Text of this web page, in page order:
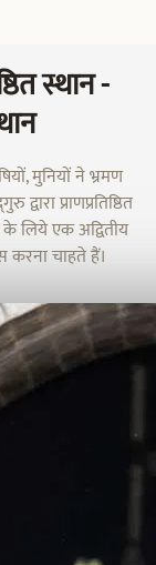
स्थान -
मुनियों ने भ्रमण
प्राणप्रतिष्ठित
लिये एक अद्वितीय
करना चाहते हैं।